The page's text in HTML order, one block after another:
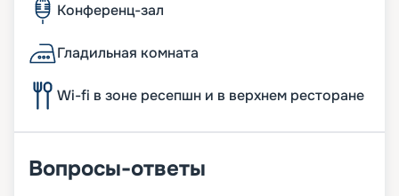
Конференц-зал
Гладильная комната
Wi-fi в зоне ресепшн и в верхнем ресторане
Вопросы-ответы